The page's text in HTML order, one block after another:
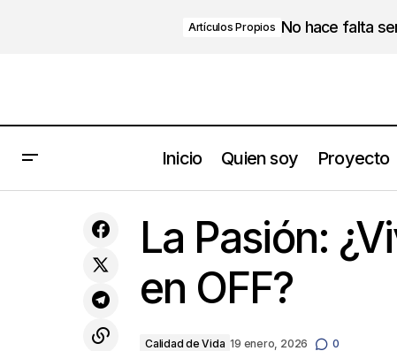
Artículos Propios No hace falta
Inicio Quien soy Proyecto
Herramientas para Liderar
la Transformación La Pasión:
en OFF?
Calidad de Vida 19 enero, 2026 0